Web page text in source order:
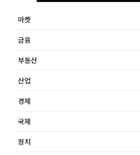
마켓
금융
부동산
산업
경제
국제
정치